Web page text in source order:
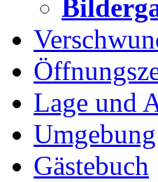
Lage und
Umgebung
Gästebuch